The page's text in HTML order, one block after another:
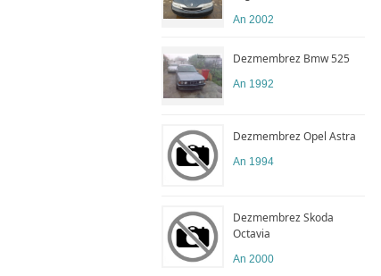
An 2002
Dezmembrez Bmw 525
An 1992
Dezmembrez Opel Astra
An 1994
Dezmembrez Skoda
Octavia
An 2000